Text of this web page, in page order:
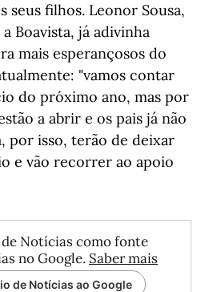
seus filhos. Leonor Sousa,
Boavista, já adivinha
mais esperançosos do
"vamos contar
do próximo ano, mas por
a abrir e os pais já não
por isso, terão de deixar
e vão recorrer ao apoio
Notícias como fonte
no Google. Saber mais
de Notícias ao Google